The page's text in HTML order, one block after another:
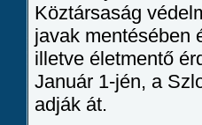
Köztársaság
javak mentésében
illetve életmentő
Január 1-jén, a
adják át.